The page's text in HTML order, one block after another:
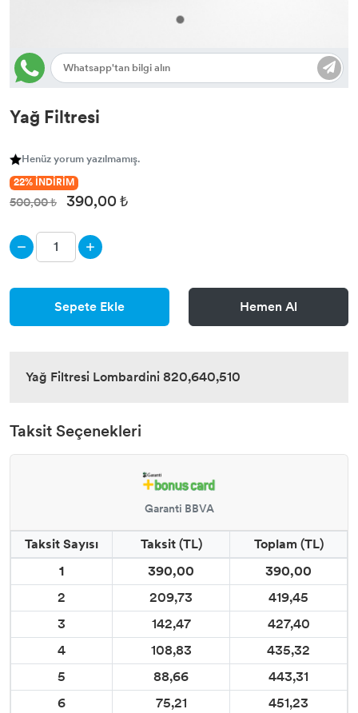
Yağ Filtresi
Henüz yorum yazılmamış.
22% İNDİRİM
500,00 ₺ 390,00 ₺
Sepete Ekle Hemen Al
Yağ Filtresi Lombardini 820,640,510
Taksit Seçenekleri
Garanti BBVA
Taksit Sayısı Taksit (TL)
Toplam (TL)
1
390,00
390,00
2
209,73
419,45
3
142,47
427,40
4
108,83
435,32
5
88,66
443,31
6
75,21
451,23